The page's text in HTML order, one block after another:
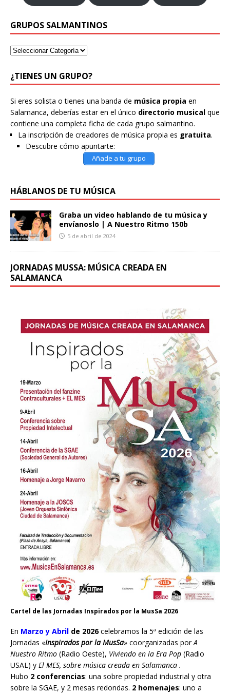
GRUPOS SALMANTINOS
¿TIENES UN GRUPO?
Si eres solista o tienes una banda de música propia en
Salamanca, deberías estar en el único directorio musical que
contiene una completa ficha de cada grupo salmantino.
La inscripción de creadores de música propia es gratuita.
Descubre cómo apuntarte:
Añade a tu grupo
HÁBLANOS DE TU MÚSICA
Graba un video hablando de tu música y
envíanoslo | A Nuestro Ritmo 150b
5 de abril de 2024
JORNADAS MUSSA: MÚSICA CREADA EN
SALAMANCA
Cartel de las Jornadas Inspirados por la MusSa 2026
En Marzo y Abril de 2026celebramos la 5ª edición de las
Jornadas «Inspirados por la MusSa» coorganizadas porA
Nuestro Ritmo (Radio Oeste), Viviendo en la Era Pop (Radio
USAL) y El MES, sobre música creada en Salamanca .
Hubo 2 conferencias: una sobre propiedad industrial y otra
sobre la SGAE, y 2 mesas redondas. 2 homenajes: uno a